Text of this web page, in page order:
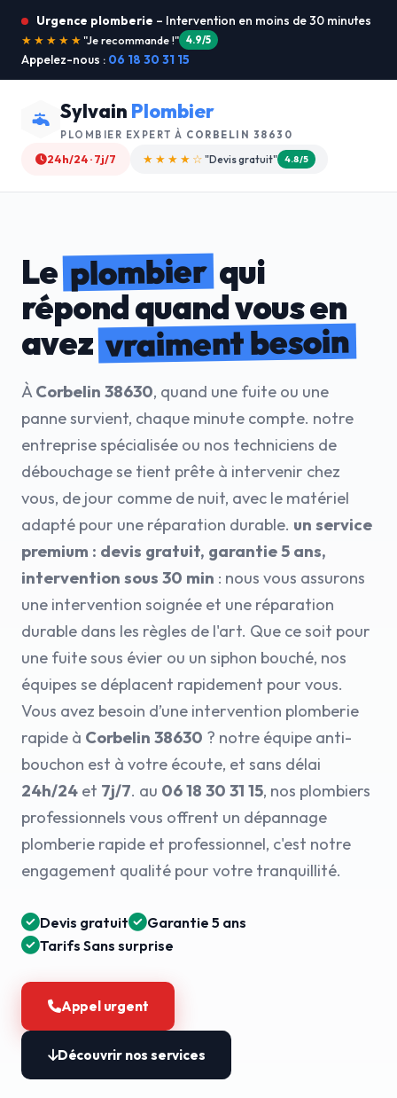
Urgence plomberie – Intervention en moins de 30 minutes
★★★★★"Service ultra rapide !" 5.0/5
Appelez-nous : 06 18 30 31 15
Sylvain Plombier
PLOMBIER EXPERT À CORBELIN 38630
24h/24 · 7j/7 ★★★★☆ "Devis gratuit" 4.8/5
Leplombierqui
répond quand vous en
avezvraiment besoin
ÀCorbelin 38630, quand une fuite ou une
panne survient, chaque minute compte. notre
entreprise spécialisée ou nos techniciens de
débouchage se tient prête à intervenir chez
vous, de jour comme de nuit, avec le matériel
adapté pour une réparation durable. un service
premium : devis gratuit, garantie 5 ans,
intervention sous 30 min : nous vous assurons
une intervention soignée et une réparation
durable dans les règles de l'art. Que ce soit pour
une fuite sous évier ou un siphon bouché, nos
équipes se déplacent rapidement pour vous.
Vous avez besoin d’une intervention plomberie
rapide à Corbelin 38630 ? notre équipe anti-
bouchon est à votre écoute, et sans délai
24h/24 et 7j/7. au 06 18 30 31 15, nos plombiers
professionnels vous offrent un dépannage
plomberie rapide et professionnel, c'est notre
engagement qualité pour votre tranquillité.
Devis gratuit
Garantie 5 ans
Tarifs Sans surprise
Appel urgent
Découvrir nos services